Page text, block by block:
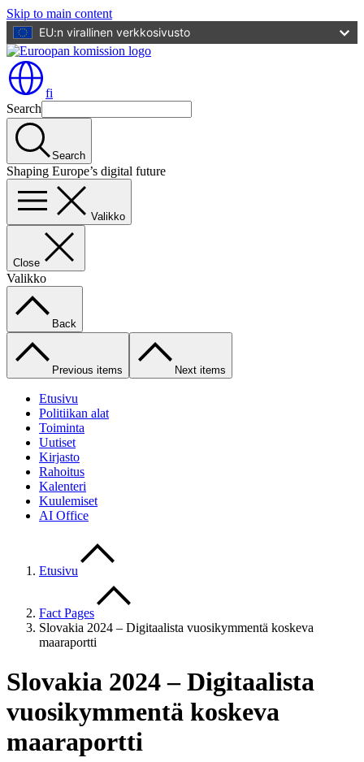
Skip to main content
EU:n virallinen verkkosivusto
fi
Search
Search
Shaping Europe’s digital future
Valikko
Close
Valikko
Back
Previous items Next items
Etusivu
Politiikan alat
Toiminta
Uutiset
Kirjasto
Rahoitus
Kalenteri
Kuulemiset
AI Office
Etusivu
Fact Pages
Slovakia 2024 – Digitaalista vuosikymmentä koskeva
maaraportti
Slovakia 2024 – Digitaalista
vuosikymmentä koskeva
maaraportti